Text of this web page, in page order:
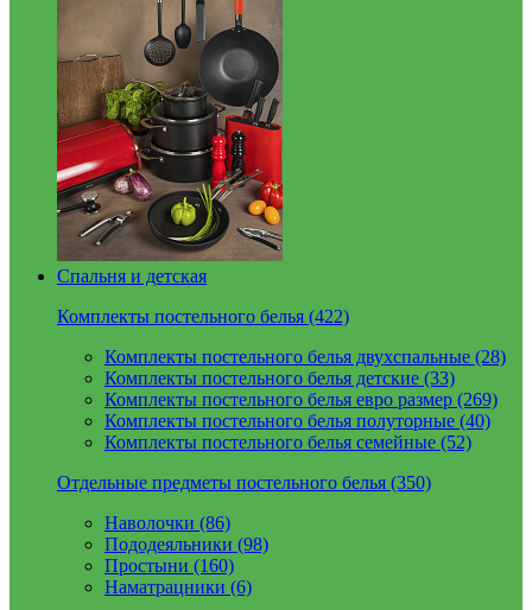
Спальня и детская
Комплекты постельного белья (422)
Комплекты постельного белья двухспальные (28)
Комплекты постельного белья детские (33)
Комплекты постельного белья евро размер (269)
Комплекты постельного белья полуторные (40)
Комплекты постельного белья семейные (52)
Отдельные предметы постельного белья (350)
Наволочки (86)
Пододеяльники (98)
Простыни (160)
Наматрацники (6)